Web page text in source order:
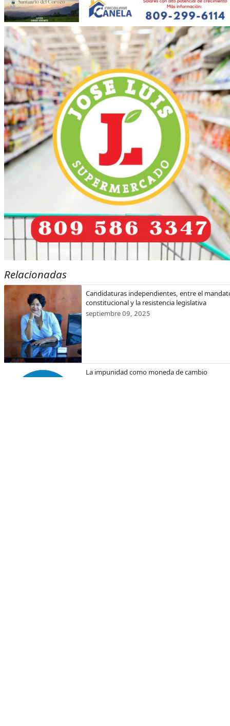
Relacionadas
Candidaturas independientes, entre el
constitucional y la resistencia legislativa
septiembre 09, 2025
La impunidad como moneda de cambio